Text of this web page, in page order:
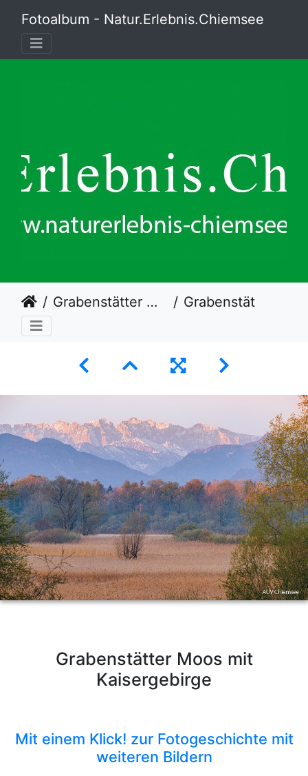
Fotoalbum - Natur.Erlebnis.Chiemsee
Grabenstätter Moos Grabenstätter Moos mit Kaisergebirge
Grabenstätter Moos mit
Kaisergebirge
Mit einem Klick! zur Fotogeschichte mit
weiteren Bildern